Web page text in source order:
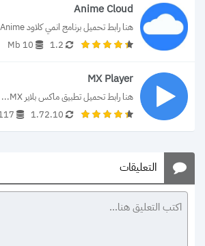
Anime Cloud
هنا رابط تحميل برنامج انمي كلاود Anime...
1.2
10 Mb
MX Player
هنا رابط تحميل تطبيق ماكس بلاير MX...
1.72.10
Mb
التعليقات